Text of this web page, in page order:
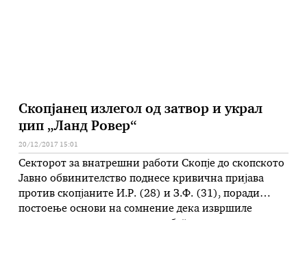
Скопјанец излегол од затвор и украл
џип „Ланд Ровер“
20/12/2017 15:01
Секторот за внатрешни работи Скопје до скопското
Јавно обвинителство поднесе кривична пријава
против скопјаните И.Р. (28) и З.Ф. (31), поради
постоење основи на сомнение дека извршиле